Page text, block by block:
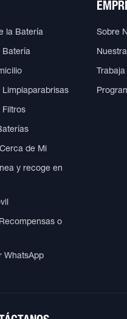
la Batería
Batería
Limpiaparabrisas
Filtros
de Mi
y recoge en
o
WhatsApp
Sobre